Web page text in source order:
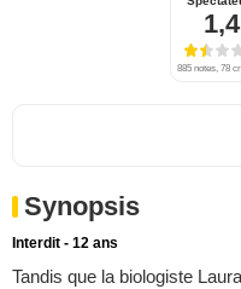
1,4
885 notes, 78
Synopsis
Interdit - 12 ans
Tandis que la biologiste